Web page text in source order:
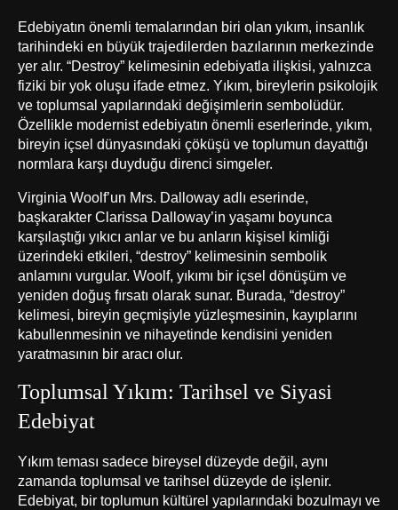
Edebiyatın önemli temalarından biri olan yıkım, insanlık
tarihindeki en büyük trajedilerden bazılarının merkezinde
yer alır. “Destroy” kelimesinin edebiyatla ilişkisi, yalnızca
fiziki bir yok oluşu ifade etmez. Yıkım, bireylerin psikolojik
ve toplumsal yapılarındaki değişimlerin sembolüdür.
Özellikle modernist edebiyatın önemli eserlerinde, yıkım,
bireyin içsel dünyasındaki çöküşü ve toplumun dayattığı
normlara karşı duyduğu direnci simgeler.
Virginia Woolf’un Mrs. Dalloway adlı eserinde,
başkarakter Clarissa Dalloway’in yaşamı boyunca
karşılaştığı yıkıcı anlar ve bu anların kişisel kimliği
üzerindeki etkileri, “destroy” kelimesinin sembolik
anlamını vurgular. Woolf, yıkımı bir içsel dönüşüm ve
yeniden doğuş fırsatı olarak sunar. Burada, “destroy”
kelimesi, bireyin geçmişiyle yüzleşmesinin, kayıplarını
kabullenmesinin ve nihayetinde kendisini yeniden
yaratmasının bir aracı olur.
Toplumsal Yıkım: Tarihsel ve Siyasi
Edebiyat
Yıkım teması sadece bireysel düzeyde değil, aynı
zamanda toplumsal ve tarihsel düzeyde de işlenir.
Edebiyat, bir toplumun kültürel yapılarındaki bozulmayı ve